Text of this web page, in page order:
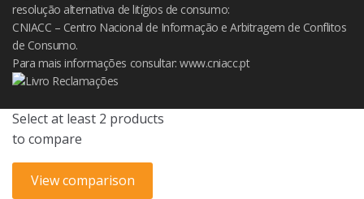
resolução alternativa de litígios de consumo:
CNIACC – Centro Nacional de Informação e Arbitragem de Conflitos
de Consumo.
Para mais informações consultar:www.cniacc.pt
Select at least 2 products
to compare
View comparison